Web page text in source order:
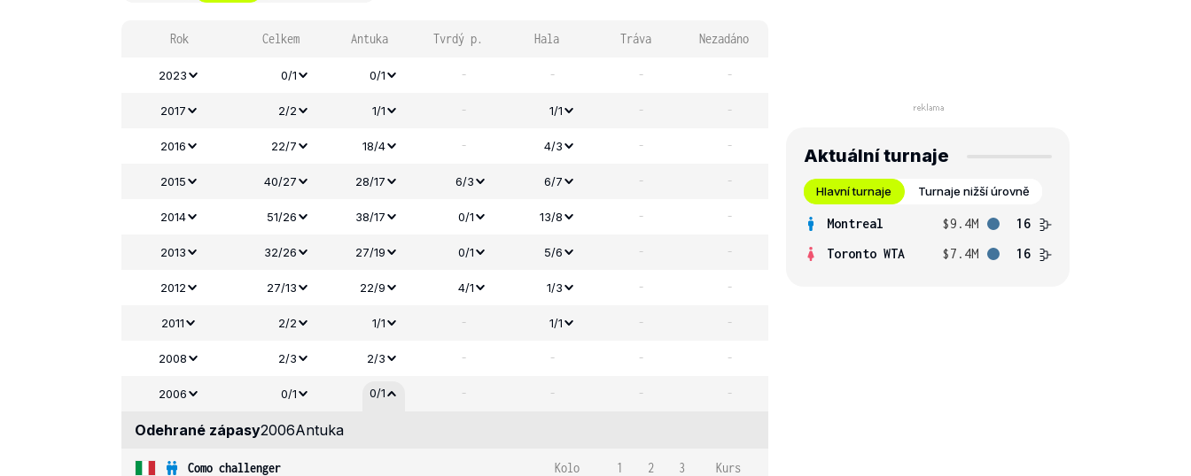
Rok Celkem Antuka Tvrdý p. Hala Tráva Nezadáno
2023 0/1 0/1 - - - -
2017 2/2 1/1 - 1/1 - -
2016 22/7 18/4 - 4/3 - -
2015 40/27 28/17 6/3 6/7 - -
2014 51/26 38/17 0/1 13/8 - -
2013 32/26 27/19 0/1 5/6 - -
2012 27/13 22/9 4/1 1/3 - -
2011 2/2 1/1 - 1/1 - -
2008 2/3 2/3 - - - -
2006 0/1 0/1 - - - -
Odehrané zápasy2006Antuka
Como challenger Kolo 1 2 3 Kurs
Aktuální turnaje
Hlavní turnaje Turnaje nižší úrovně
Montreal $9.4M
16
Toronto WTA
$7.4M 16